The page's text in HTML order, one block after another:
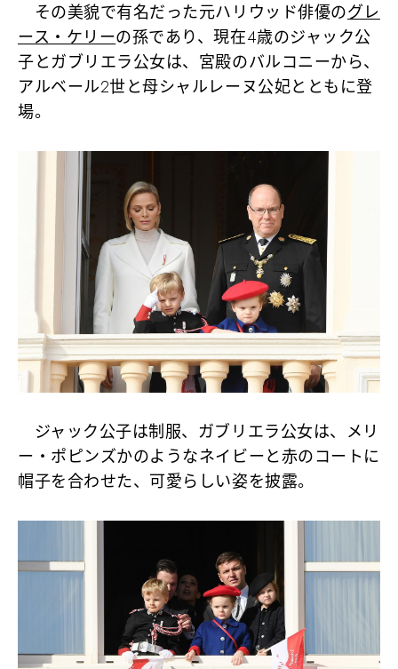
その美貌で有名だった元ハリウッド俳優のグレ
ース・ケリーの孫であり、現在4歳のジャック公
子とガブリエラ公女は、宮殿のバルコニーから、
アルベール2世と母シャルレーヌ公妃とともに登
場。
ジャック公子は制服、ガブリエラ公女は、メリ
ー・ポピンズかのようなネイビーと赤のコートに
帽子を合わせた、可愛らしい姿を披露。